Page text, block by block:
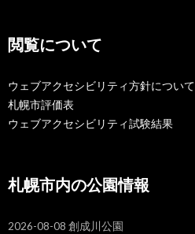
閲覧について
ウェブアクセシビリティ方針について
札幌市評価表
ウェブアクセシビリティ試験結果
札幌市内の公園情報
2026-08-08 創成川公園